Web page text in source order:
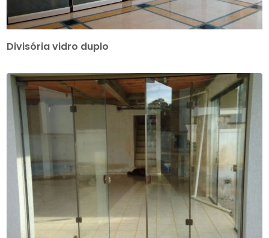
Divisória vidro duplo